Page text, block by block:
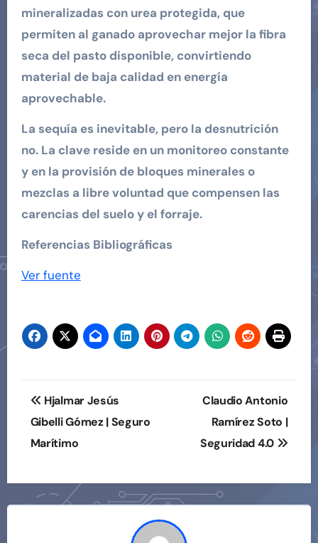
mineralizadas con urea protegida, que
permiten al ganado aprovechar mejor la fibra
seca del pasto disponible, convirtiendo
material de baja calidad en energía
aprovechable.
La sequía es inevitable, pero la desnutrición
no. La clave reside en un monitoreo constante
y en la provisión de bloques minerales o
mezclas a libre voluntad que compensen las
carencias del suelo y el forraje.
Referencias Bibliográficas
Navegación
entradas
Ver fuente
Navegación
de
entradas
Hjalmar Jesús
Gibelli Gómez | Seguro
Marítimo
Claudio Antonio
Ramírez Soto |
Seguridad 4.0